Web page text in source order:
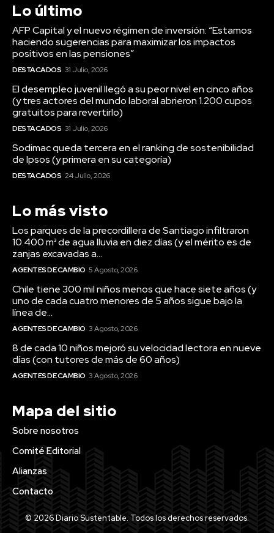
Lo último
AFP Capital y el nuevo régimen de inversión: “Estamos
haciendo sugerencias para maximizar los impactos
positivos en las pensiones”
DESTACADOS 31 Julio, 2026
El desempleo juvenil llegó a su peor nivel en cinco años
(y tres actores del mundo laboral abrieron 1.200 cupos
gratuitos para revertirlo)
DESTACADOS 31 Julio, 2026
Sodimac queda tercera en el ranking de sostenibilidad
de Ipsos (y primera en su categoría)
DESTACADOS 24 Julio, 2026
Lo más visto
Los parques de la precordillera de Santiago infiltraron
10.400 m³ de agua lluvia en diez días (y el mérito es de
zanjas excavadas a...
AGENTES DE CAMBIO 5 Agosto, 2026
Chile tiene 300 mil niños menos que hace siete años (y
uno de cada cuatro menores de 5 años sigue bajo la
línea de...
AGENTES DE CAMBIO 3 Agosto, 2026
8 de cada 10 niños mejoró su velocidad lectora en nueve
días (con tutores de más de 60 años)
AGENTES DE CAMBIO 3 Agosto, 2026
Mapa del sitio
Sobre nosotros
Comité Editorial
Alianzas
Contacto
© 2026 Diario Sustentable. Todos los derechos reservados.